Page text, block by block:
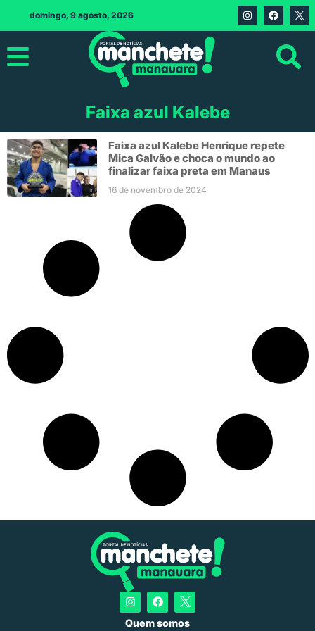
domingo, 9 agosto, 2026
Faixa azul Kalebe
Faixa azul Kalebe Henrique repete
Mica Galvão e choca o mundo ao
finalizar faixa preta em Manaus
16 de novembro de 2024
Quem somos